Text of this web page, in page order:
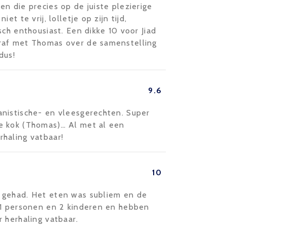
die precies op de juiste plezierige
niet te vrij, lolletje op zijn tijd,
enthousiast. Een dikke 10 voor Jiad
met Thomas over de samenstelling
9.6
en vleesgerechten. Super
(Thomas)… Al met al een
vatbaar!
10
Het eten was subliem en de
en 2 kinderen en hebben
herhaling vatbaar.